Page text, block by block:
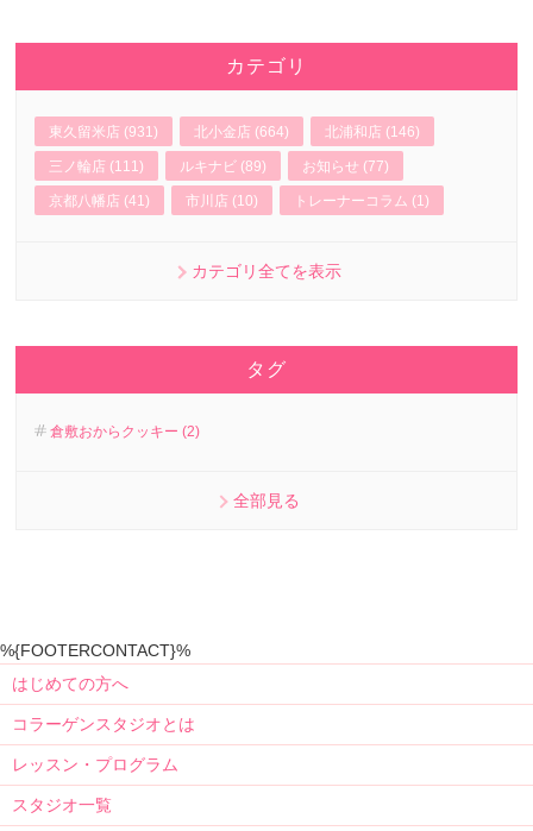
カテゴリ
東久留米店 (931) 北小金店 (664) 北浦和店 (146)
三ノ輪店 (111) ルキナビ (89) お知らせ (77)
京都八幡店 (41) 市川店 (10) トレーナーコラム (1)
カテゴリ全てを表示
タグ
倉敷おからクッキー (2)
全部見る
%{FOOTERCONTACT}%
はじめての方へ
コラーゲンスタジオとは
レッスン・プログラム
スタジオ一覧